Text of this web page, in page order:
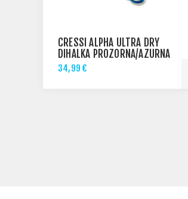
CRESSI ALPHA ULTRA DRY
DIHALKA PROZORNA/AZURNA
34,99 €